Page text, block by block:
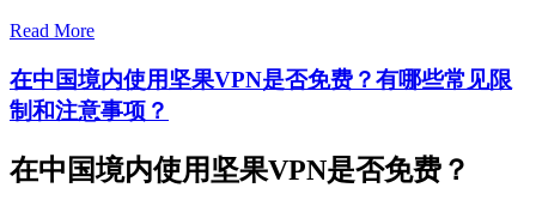
Read More
在中国境内使用坚果VPN是否免费？有哪些常见限
制和注意事项？
在中国境内使用坚果VPN是否免费？